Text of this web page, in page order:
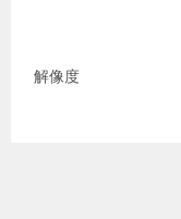
解像度